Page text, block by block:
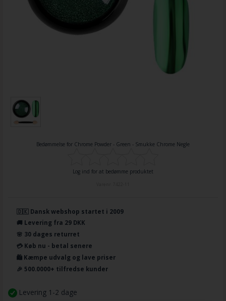
Bedømmelse for Chrome Powder - Green - Smukke Chrome Negle
Log ind for at bedømme produktet
🇩🇰 Dansk webshop startet i 2009
🚚 Levering fra 29 DKK
🌸 30 dages returret
💳 Køb nu - betal senere
🛍️ Kæmpe udvalg og lave priser
🎉 500.0000+ tilfredse kunder
Levering 1-2 dage